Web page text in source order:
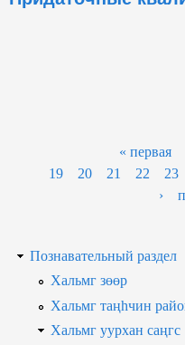
« первая
19
20 21 22 23
›
Познавательный раздел
Хальмг зөөр
Хальмг таңһчин
Хальмг уурхан саңгс